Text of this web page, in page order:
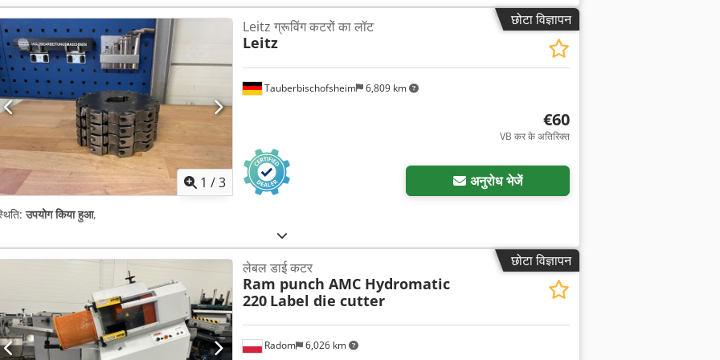
छोटा विज्ञापन
1 /3
Tauberbischofsheim 6,809 km
Leitz ग्रूविंग कटरों का लॉट
Leitz
€60
VB कर के अतिरिक्त
अनुरोध भेजें
उपयोग किया हुआ,
छोटा विज्ञापन
Radom 6,026 km
लेबल डाई कटर
Ram punch AMC Hydromatic
220 Label die cutter